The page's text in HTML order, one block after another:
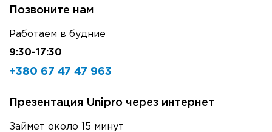
Позвоните нам
Работаем в будние
9:30-17:30
+380 67 47 47 963
Презентация Unipro через интернет
Займет около 15 минут